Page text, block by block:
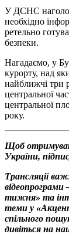
У ДСНС
необхідно
ретельно
безпеки.
Нагадаємо, у
курорту, над
найближчі три
центральної
центральної
року.
Щоб
України,
Трансляції
відеопрограми
тижня» та
теми у
спільного
дивіться на